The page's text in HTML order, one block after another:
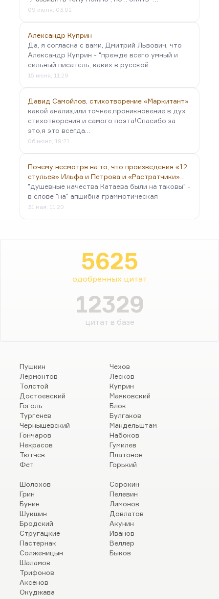
09 июля, 03:01
Александр Куприн
Да, я согласна с вами, Дмитрий Львович, что
Александр Куприн - "прежде всего умный и
сильный писатель, каких в русской…
15 июня, 11:29
Давид Самойлов, стихотворение «Маркитант»
какой анализ,или точнее,проникновение в дух
стихотворения и самого поэта!Спасибо за
это,я это всегда…
06 июня, 19:21
Почему несмотря на то, что произведения «12
стульев» Ильфа и Петрова и «Растратчики»…
"душевные качества Катаева были на таковы" -
в слове "на" апшибка граммотическая
31 мая, 11:20
5625
одобренных цитат
12329
цитат в базе
Пушкин
Лермонтов
Толстой
Достоевский
Гоголь
Тургенев
Чернышевский
Гончаров
Некрасов
Тютчев
Фет
Чехов
Лесков
Куприн
Маяковский
Блок
Булгаков
Мандельштам
Набоков
Гумилев
Платонов
Горький
Шолохов
Грин
Бунин
Шукшин
Бродский
Стругацкие
Пастернак
Солженицын
Шаламов
Трифонов
Аксенов
Окуджава
Сорокин
Пелевин
Лимонов
Довлатов
Акунин
Иванов
Веллер
Быков